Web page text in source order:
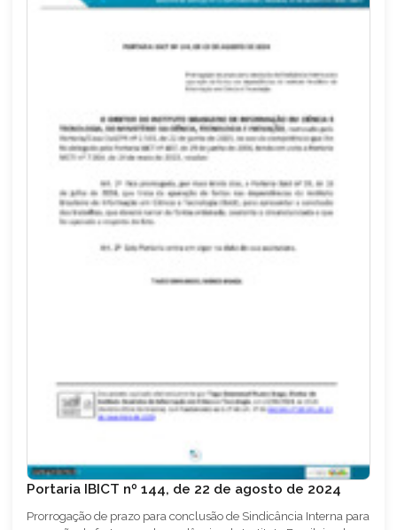
Portaria IBICT nº 144, de 22 de agosto de 2024
Prorrogação de prazo para conclusão de Sindicância Interna para